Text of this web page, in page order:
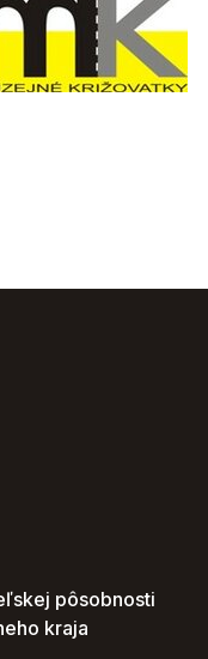
pôsobnosti
kraja